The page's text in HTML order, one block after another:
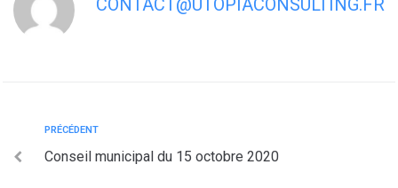
PRÉCÉDENT
Conseil municipal du 15 octobre 2020